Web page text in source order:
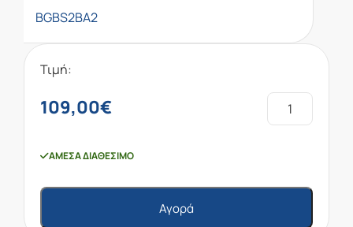
BGBS2BA2
Τιμή:
109,00€
ΆΜΕΣΑ ΔΙΑΘΈΣΙΜΟ
Αγορά